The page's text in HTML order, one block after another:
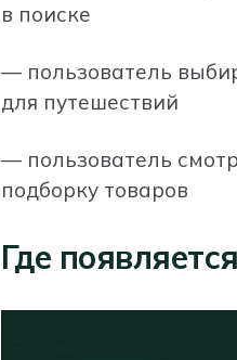
в поиске
— пользователь
для путешествий
— пользователь
подборку товаров
Где